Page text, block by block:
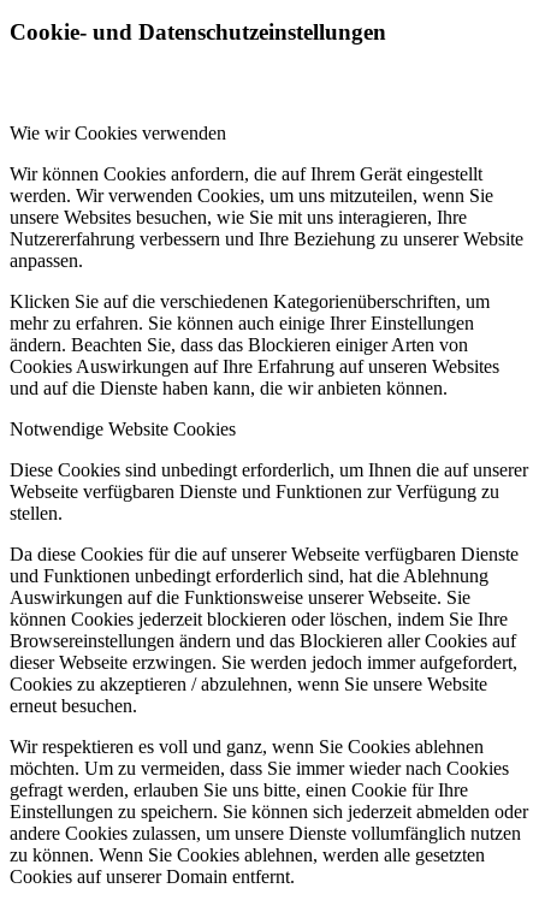
Cookie- und Datenschutzeinstellungen
Wie wir Cookies verwenden
Wir können Cookies anfordern, die auf Ihrem Gerät eingestellt
werden. Wir verwenden Cookies, um uns mitzuteilen, wenn Sie
unsere Websites besuchen, wie Sie mit uns interagieren, Ihre
Nutzererfahrung verbessern und Ihre Beziehung zu unserer Website
anpassen.
Klicken Sie auf die verschiedenen Kategorienüberschriften, um
mehr zu erfahren. Sie können auch einige Ihrer Einstellungen
ändern. Beachten Sie, dass das Blockieren einiger Arten von
Cookies Auswirkungen auf Ihre Erfahrung auf unseren Websites
und auf die Dienste haben kann, die wir anbieten können.
Notwendige Website Cookies
Diese Cookies sind unbedingt erforderlich, um Ihnen die auf unserer
Webseite verfügbaren Dienste und Funktionen zur Verfügung zu
stellen.
Da diese Cookies für die auf unserer Webseite verfügbaren Dienste
und Funktionen unbedingt erforderlich sind, hat die Ablehnung
Auswirkungen auf die Funktionsweise unserer Webseite. Sie
können Cookies jederzeit blockieren oder löschen, indem Sie Ihre
Browsereinstellungen ändern und das Blockieren aller Cookies auf
dieser Webseite erzwingen. Sie werden jedoch immer aufgefordert,
Cookies zu akzeptieren / abzulehnen, wenn Sie unsere Website
erneut besuchen.
Wir respektieren es voll und ganz, wenn Sie Cookies ablehnen
möchten. Um zu vermeiden, dass Sie immer wieder nach Cookies
gefragt werden, erlauben Sie uns bitte, einen Cookie für Ihre
Einstellungen zu speichern. Sie können sich jederzeit abmelden oder
andere Cookies zulassen, um unsere Dienste vollumfänglich nutzen
zu können. Wenn Sie Cookies ablehnen, werden alle gesetzten
Cookies auf unserer Domain entfernt.